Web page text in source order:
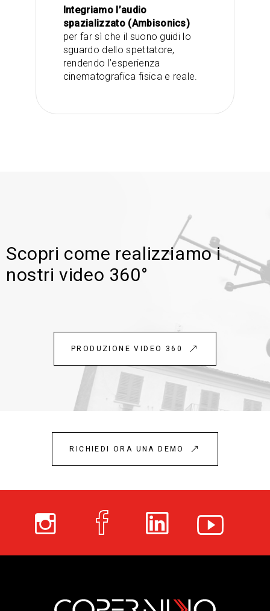
Integriamo l’audio
spazializzato (Ambisonics)
per far sì che il suono guidi lo
sguardo dello spettatore,
rendendo l’esperienza
cinematografica fisica e reale.
Scopri come realizziamo i
nostri video 360°
PRODUZIONE VIDEO 360
RICHIEDI ORA UNA DEMO